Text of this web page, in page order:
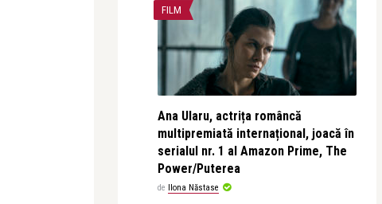
FILM
Ana Ularu, actrița româncă
multipremiată internațional, joacă în
serialul nr. 1 al Amazon Prime, The
Power/Puterea
de Ilona Năstase